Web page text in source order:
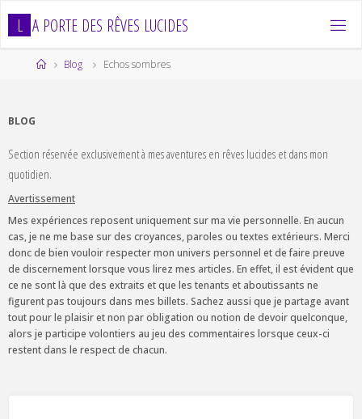
L A PORTE DES RÊVES LUCIDES
HomeBlog Echos sombres
BLOG
Section réservée exclusivement à mes aventures en rêves lucides et dans mon
quotidien.
Avertissement
Mes expériences reposent uniquement sur ma vie personnelle. En aucun
cas, je ne me base sur des croyances, paroles ou textes extérieurs. Merci
donc de bien vouloir respecter mon univers personnel et de faire preuve
de discernement lorsque vous lirez mes articles. En effet, il est évident que
ce ne sont là que des extraits et que les tenants et aboutissants ne
figurent pas toujours dans mes billets. Sachez aussi que je partage avant
tout pour le plaisir et non par obligation ou notion de devoir quelconque,
alors je participe volontiers au jeu des commentaires lorsque ceux-ci
restent dans le respect de chacun.